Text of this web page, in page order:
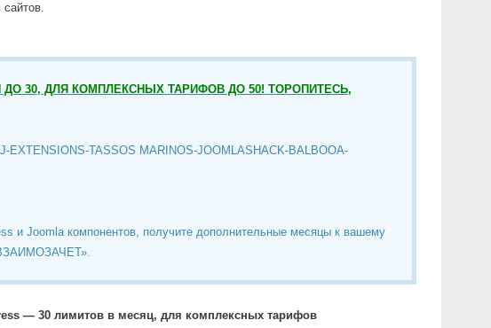
30, ДЛЯ КОМПЛЕКСНЫХ ТАРИФОВ ДО 50! ТОРОПИТЕСЬ,
EXTENSIONS-TASSOS MARINOS-JOOMLASHACK-BALBOOA-
и Joomla компонентов, получите дополнительные месяцы к вашему
— 30 лимитов в месяц, для комплексных тарифов